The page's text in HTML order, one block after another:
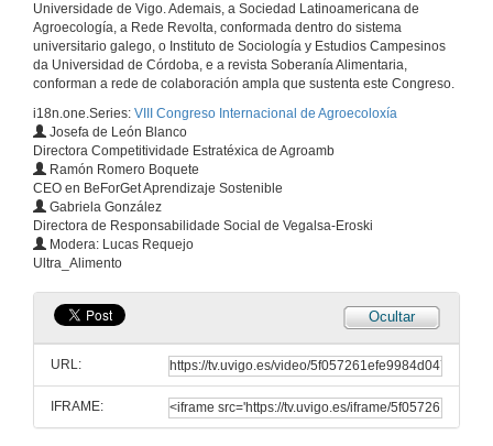
Universidade de Vigo. Ademais, a Sociedad Latinoamericana de
Agroecología, a Rede Revolta, conformada dentro do sistema
universitario galego, o Instituto de Sociología y Estudios Campesinos
da Universidad de Córdoba, e a revista Soberanía Alimentaria,
conforman a rede de colaboración ampla que sustenta este Congreso.
i18n.one.Series: VIII Congreso Internacional de Agroecoloxía
Josefa de León Blanco
Directora Competitividade Estratéxica de Agroamb
Ramón Romero Boquete
CEO en BeForGet Aprendizaje Sostenible
Gabriela González
Directora de Responsabilidade Social de Vegalsa-Eroski
Modera: Lucas Requejo
Ultra_Alimento
Ocultar
URL:
IFRAME:
1 de xul. de 2020
Grupo Agroamb
Niveis para os cambios sostibles
Conferencia
1 de xul. de 2020
Vegalsa - Eroski